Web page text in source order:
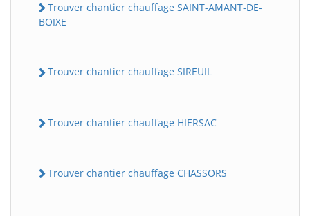
Trouver chantier chauffage SAINT-AMANT-DE-
BOIXE
Trouver chantier chauffage SIREUIL
Trouver chantier chauffage HIERSAC
Trouver chantier chauffage CHASSORS